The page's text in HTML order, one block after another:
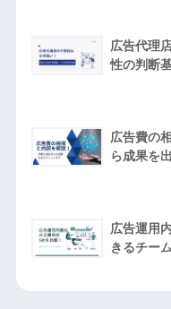
広告代理
性の判断
広告費の
ら成果を
広告運用
きるチー